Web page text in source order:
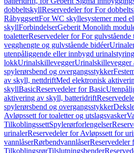
dobbeltskyllReservedeler for For
RåbyggsettFor WC skyllesystemer med
skyllForbindelserGeberit Monolith
toaletterReservedeler for For gulvstående
vegghengte og gulvstående bidéer
utenpåliggende eller innbygd urinalstyring
lokkUrinalskilleveggerUrinalskillevegger
spylerørsbend og overgangsstykker
av skyll, nettdriftMed elektronisk
skyllBasicReservedeler for Basic
aktivering av skyll, batteridrift
spylerørsbend og overgangsstykker
Avløpssett for toaletter og utslagsvasker
TilkoblingssettSpylerørforlengelser
urinalerReservedeler for Avløpssett for
vannlåserRørbendvannlåserReservedeler
TilkoblingsrørTilslutningsbender